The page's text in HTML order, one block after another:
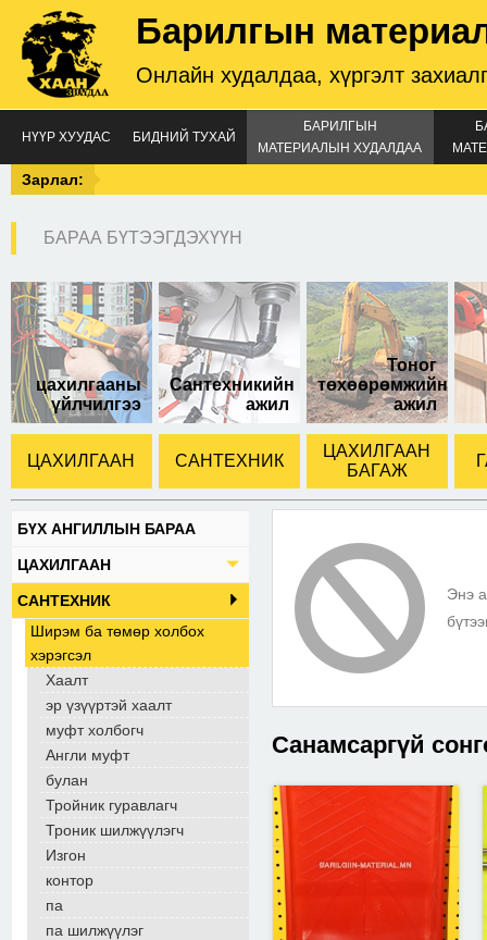
Барилгын
Онлайн худалдаа, хүргэлт
НҮҮР ХУУДАС БИДНИЙ ТУХАЙ
БАРИЛГЫН
МАТЕРИАЛЫН ХУДАЛДАА
Зарлал:
БАРАА БҮТЭЭГДЭХҮҮН
цахилгааны
үйлчилгээ
Сантехникийн
ажил
Тоног
төхөөрөмжийн
ажил
ЦАХИЛГААН САНТЕХНИК
ЦАХИЛГААН
БАГАЖ
БҮХ АНГИЛЛЫН БАРАА
ЦАХИЛГААН
САНТЕХНИК
Ширэм ба төмөр холбох
хэрэгсэл
Хаалт
эр үзүүртэй хаалт
муфт холбогч
Англи муфт
булан
Тройник гуравлагч
Троник шилжүүлэгч
Изгон
контор
па
па шилжүүлэг
Энэ
Санамсаргүй
Тавцан
Хаалганы замган
түгжээ